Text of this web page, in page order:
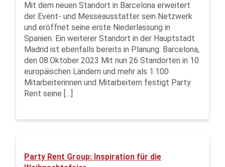
Mit dem neuen Standort in Barcelona erweitert
der Event- und Messeausstatter sein Netzwerk
und eröffnet seine erste Niederlassung in
Spanien. Ein weiterer Standort in der Hauptstadt
Madrid ist ebenfalls bereits in Planung. Barcelona,
den 08.Oktober 2023 Mit nun 26 Standorten in 10
europäischen Ländern und mehr als 1.100
Mitarbeiterinnen und Mitarbeitern festigt Party
Rent seine […]
Party Rent Group: Inspiration für die